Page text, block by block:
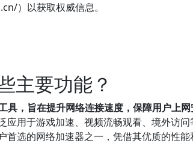
）以获取权威信息。
主要功能？
，旨在提升网络连接速度，保障用户上网
用于游戏加速、视频流畅观看、境外访问
选的网络加速器之一，凭借其优质的性能